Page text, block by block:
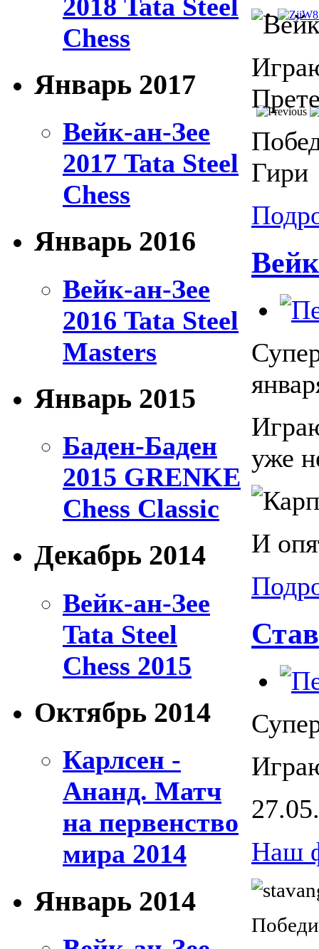
2018 Tata Steel
Chess
Январь 2017
Вейк-ан-Зее
2017 Tata Steel
Chess
Январь 2016
Вейк-ан-Зее
2016 Tata Steel
Masters
Январь 2015
Баден-Баден
2015 GRENKE
Chess Classic
Декабрь 2014
Вейк-ан-Зее
Tata Steel
Chess 2015
Октябрь 2014
Карлсен -
Ананд. Матч
на первенство
мира 2014
Январь 2014
Гири
уже
И
Наш